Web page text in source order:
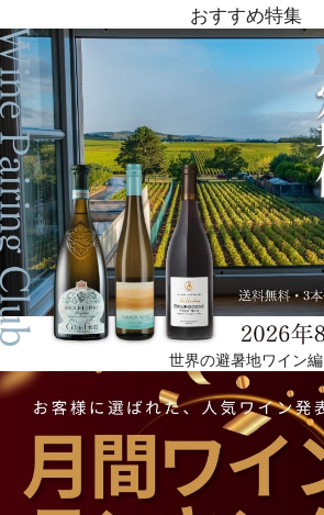
おすすめ特集
世界の避暑地ワイン編